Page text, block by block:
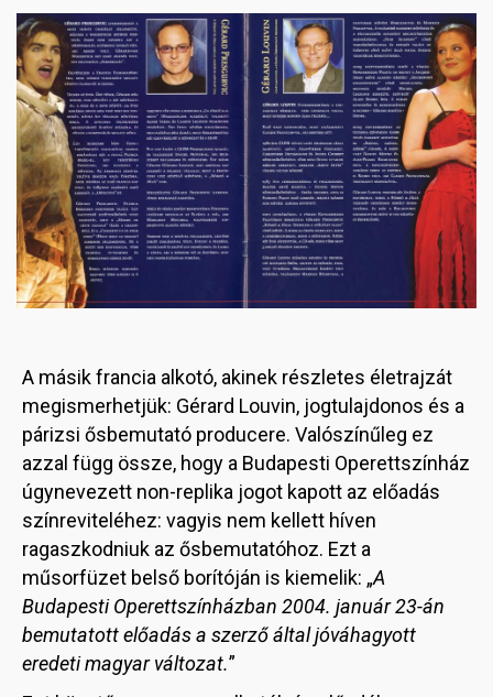
Image
A másik francia alkotó, akinek részletes életrajzát
megismerhetjük: Gérard Louvin, jogtulajdonos és a
párizsi ősbemutató producere. Valószínűleg ez
azzal függ össze, hogy a Budapesti Operettszínház
úgynevezett non-replika jogot kapott az előadás
színreviteléhez: vagyis nem kellett híven
ragaszkodniuk az ősbemutatóhoz. Ezt a
műsorfüzet belső borítóján is kiemelik: „A
Budapesti Operettszínházban 2004. január 23-án
bemutatott előadás a szerző által jóváhagyott
eredeti magyar változat.”